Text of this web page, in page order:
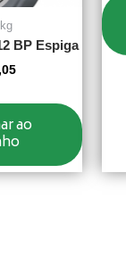
BP Espiga
ao